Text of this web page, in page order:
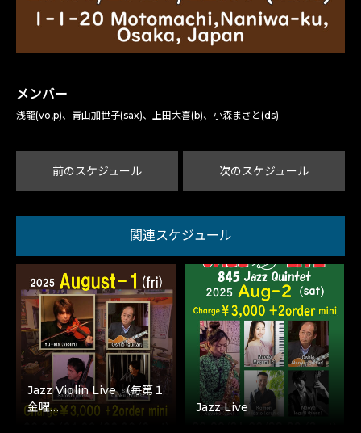
メンバー
浅龍(vo,p)、青山加世子(sax)、上田大喜(b)、小森まさと(ds)
前のスケジュール 次のスケジュール
関連スケジュール
Jazz Violin Live （毎第１
金曜…
Jazz Live